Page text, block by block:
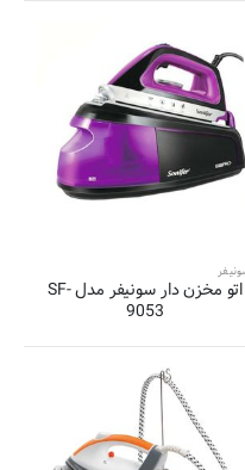
اتو مخزن دار سونیفر مدل SF-
9053